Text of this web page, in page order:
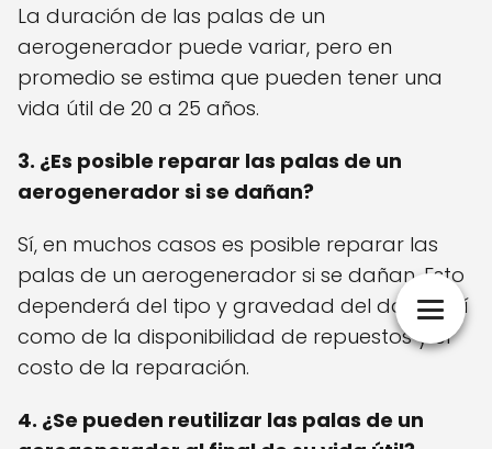
La duración de las palas de un
aerogenerador puede variar, pero en
promedio se estima que pueden tener una
vida útil de 20 a 25 años.
3. ¿Es posible reparar las palas de un
aerogenerador si se dañan?
Sí, en muchos casos es posible reparar las
palas de un aerogenerador si se dañan. Esto
dependerá del tipo y gravedad del daño, así
como de la disponibilidad de repuestos y el
costo de la reparación.
4. ¿Se pueden reutilizar las palas de un